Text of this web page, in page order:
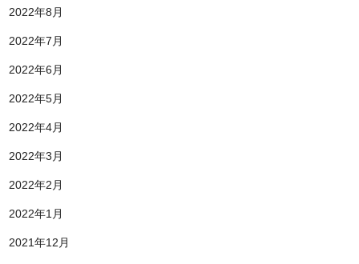
2022年8月
2022年7月
2022年6月
2022年5月
2022年4月
2022年3月
2022年2月
2022年1月
2021年12月